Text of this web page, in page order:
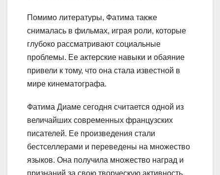
Помимо литературы, Фатима также
снималась в фильмах, играя роли, которые
глубоко рассматривают социальные
проблемы. Ее актерские навыки и обаяние
привели к тому, что она стала известной в
мире кинематографа.
Фатима Диаме сегодня считается одной из
величайших современных французских
писателей. Ее произведения стали
бестселлерами и переведены на множество
языков. Она получила множество наград и
признаний за свою творческую активность.